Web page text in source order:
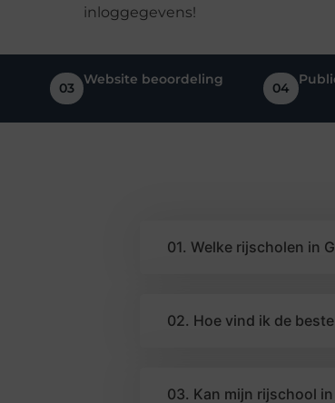
inloggegevens!
03
Website beoordeling
04
01. Welke rijscholen in
02. Hoe vind ik de
03. Kan mijn rijschool